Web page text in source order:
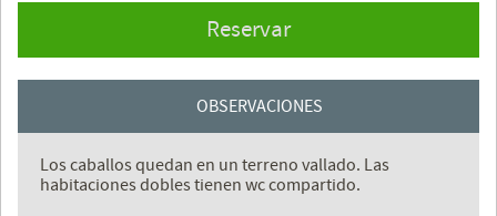
Reservar
OBSERVACIONES
Los caballos quedan en un terreno vallado. Las
habitaciones dobles tienen wc compartido.